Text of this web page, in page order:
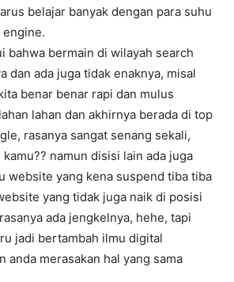
belajar banyak dengan para suhu
engine.
bahwa bermain di wilayah search
dan ada juga tidak enaknya, misal
benar benar rapi dan mulus
lahan dan akhirnya berada di top
rasanya sangat senang sekali,
namun disisi lain ada juga
website yang kena suspend tiba tiba
yang tidak juga naik di posisi
ada jengkelnya, hehe, tapi
jadi bertambah ilmu digital
anda merasakan hal yang sama